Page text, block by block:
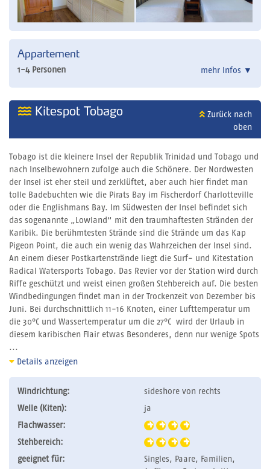
Appartement
1-4 Personen mehr Infos ▼
Kitespot Tobago
Zurück nach
oben
Tobago ist die kleinere Insel der Republik Trinidad und Tobago und
nach Inselbewohnern zufolge auch die Schönere. Der Nordwesten
der Insel ist eher steil und zerklüftet, aber auch hier findet man
tolle Badebuchten wie die Pirats Bay im Fischerdorf Charlotteville
oder die Englishmans Bay. Im Südwesten der Insel befindet sich
das sogenannte „Lowland“ mit den traumhaftesten Stränden der
Karibik. Die berühmtesten Strände sind die Strände um das Kap
Pigeon Point, die auch ein wenig das Wahrzeichen der Insel sind.
An einem dieser Postkartenstrände liegt die Surf- und Kitestation
Radical Watersports Tobago. Das Revier vor der Station wird durch
Riffe geschützt und weist einen großen Stehbereich auf. Die besten
Windbedingungen findet man in der Trockenzeit von Dezember bis
Juni. Bei durchschnittlich 11-16 Knoten, einer Lufttemperatur um
die 30°C und Wassertemperatur um die 27°C wird der Urlaub in
diesem karibischen Flair etwas Besonderes, denn nur wenige Spots
...
Details anzeigen
Windrichtung:
sideshore von rechts
Welle (Kiten):
ja
Flachwasser:
Stehbereich:
geeignet für:
Singles, Paare, Familien,